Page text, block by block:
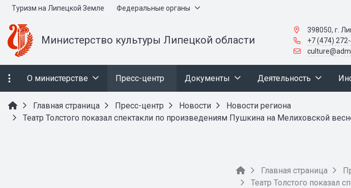
Туризм на Липецкой Земле Федеральные органы
Министерство культуры Липецкой области
398050, г.
+7 (474)
О министерстве Пресс-центр Документы Деятельность
Главная страница Пресс-центр Новости
Новости региона
Театр Толстого показал спектакли по произведениям Пушкина на Мелиховской
Главная страница
Театр Толстого показал